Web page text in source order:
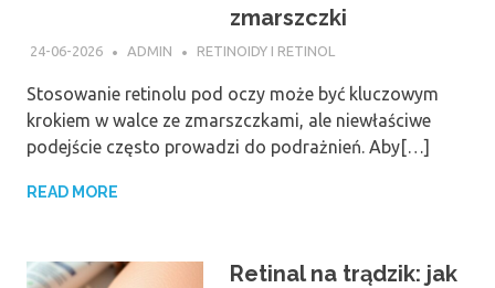
zmarszczki
24-06-2026 ADMIN RETINOIDY I RETINOL
Stosowanie retinolu pod oczy może być kluczowym
krokiem w walce ze zmarszczkami, ale niewłaściwe
podejście często prowadzi do podrażnień. Aby[…]
READ MORE
Retinal na trądzik: jak